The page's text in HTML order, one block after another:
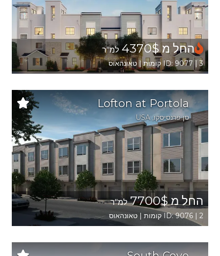
החל מ 4370$ למ"ר
ID: 9077 | 3 קומות | טאונהאוס
Lofton at Portola
סן פרנסיסקו,
USA
החל מ 7700$ למ"ר
ID: 9076 | 2 קומות | טאונהאוס